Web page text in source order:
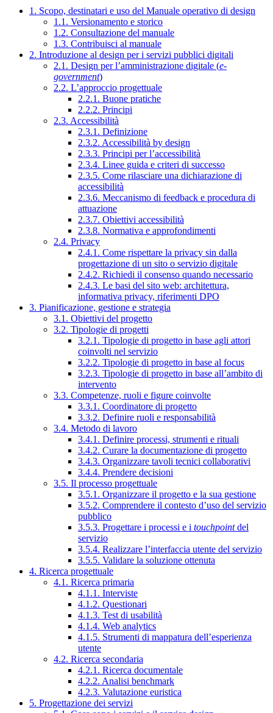
1. Scopo, destinatari e uso del Manuale operativo di design
1.1. Versionamento e storico
1.2. Consultazione del manuale
1.3. Contribuisci al manuale
2. Introduzione al design per i servizi pubblici digitali
2.1. Design per l’amministrazione digitale (e-
government)
2.2. L’approccio progettuale
2.2.1. Buone pratiche
2.2.2. Principi
2.3. Accessibilità
2.3.1. Definizione
2.3.2. Accessibilità by design
2.3.3. Principi per l’accessibilità
2.3.4. Linee guida e criteri di successo
2.3.5. Come rilasciare una dichiarazione di
accessibilità
2.3.6. Meccanismo di feedback e procedura di
attuazione
2.3.7. Obiettivi accessibilità
2.3.8. Normativa e approfondimenti
2.4. Privacy
2.4.1. Come rispettare la privacy sin dalla
progettazione di un sito o servizio digitale
2.4.2. Richiedi il consenso quando necessario
2.4.3. Le basi del sito web: architettura,
informativa privacy, riferimenti DPO
3. Pianificazione, gestione e strategia
3.1. Obiettivi del progetto
3.2. Tipologie di progetti
3.2.1. Tipologie di progetto in base agli attori
coinvolti nel servizio
3.2.2. Tipologie di progetto in base al focus
3.2.3. Tipologie di progetto in base all’ambito di
intervento
3.3. Competenze, ruoli e figure coinvolte
3.3.1. Coordinatore di progetto
3.3.2. Definire ruoli e responsabilità
3.4. Metodo di lavoro
3.4.1. Definire processi, strumenti e rituali
3.4.2. Curare la documentazione di progetto
3.4.3. Organizzare tavoli tecnici collaborativi
3.4.4. Prendere decisioni
3.5. Il processo progettuale
3.5.1. Organizzare il progetto e la sua gestione
3.5.2. Comprendere il contesto d’uso del servizio
pubblico
3.5.3. Progettare i processi e i touchpointdel
servizio
3.5.4. Realizzare l’interfaccia utente del servizio
3.5.5. Validare la soluzione ottenuta
4. Ricerca progettuale
4.1. Ricerca primaria
4.1.1. Interviste
4.1.2. Questionari
4.1.3. Test di usabilità
4.1.4. Web analytics
4.1.5. Strumenti di mappatura dell’esperienza
utente
4.2. Ricerca secondaria
4.2.1. Ricerca documentale
4.2.2. Analisi benchmark
4.2.3. Valutazione euristica
5. Progettazione dei servizi